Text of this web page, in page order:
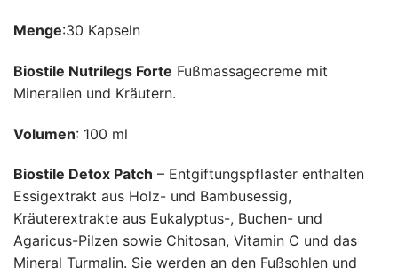
Menge:30 Kapseln
Biostile Nutrilegs Forte Fußmassagecreme mit
Mineralien und Kräutern.
Volumen: 100 ml
Biostile Detox Patch – Entgiftungspflaster enthalten
Essigextrakt aus Holz- und Bambusessig,
Kräuterextrakte aus Eukalyptus-, Buchen- und
Agaricus-Pilzen sowie Chitosan, Vitamin C und das
Mineral Turmalin. Sie werden an den Fußsohlen und